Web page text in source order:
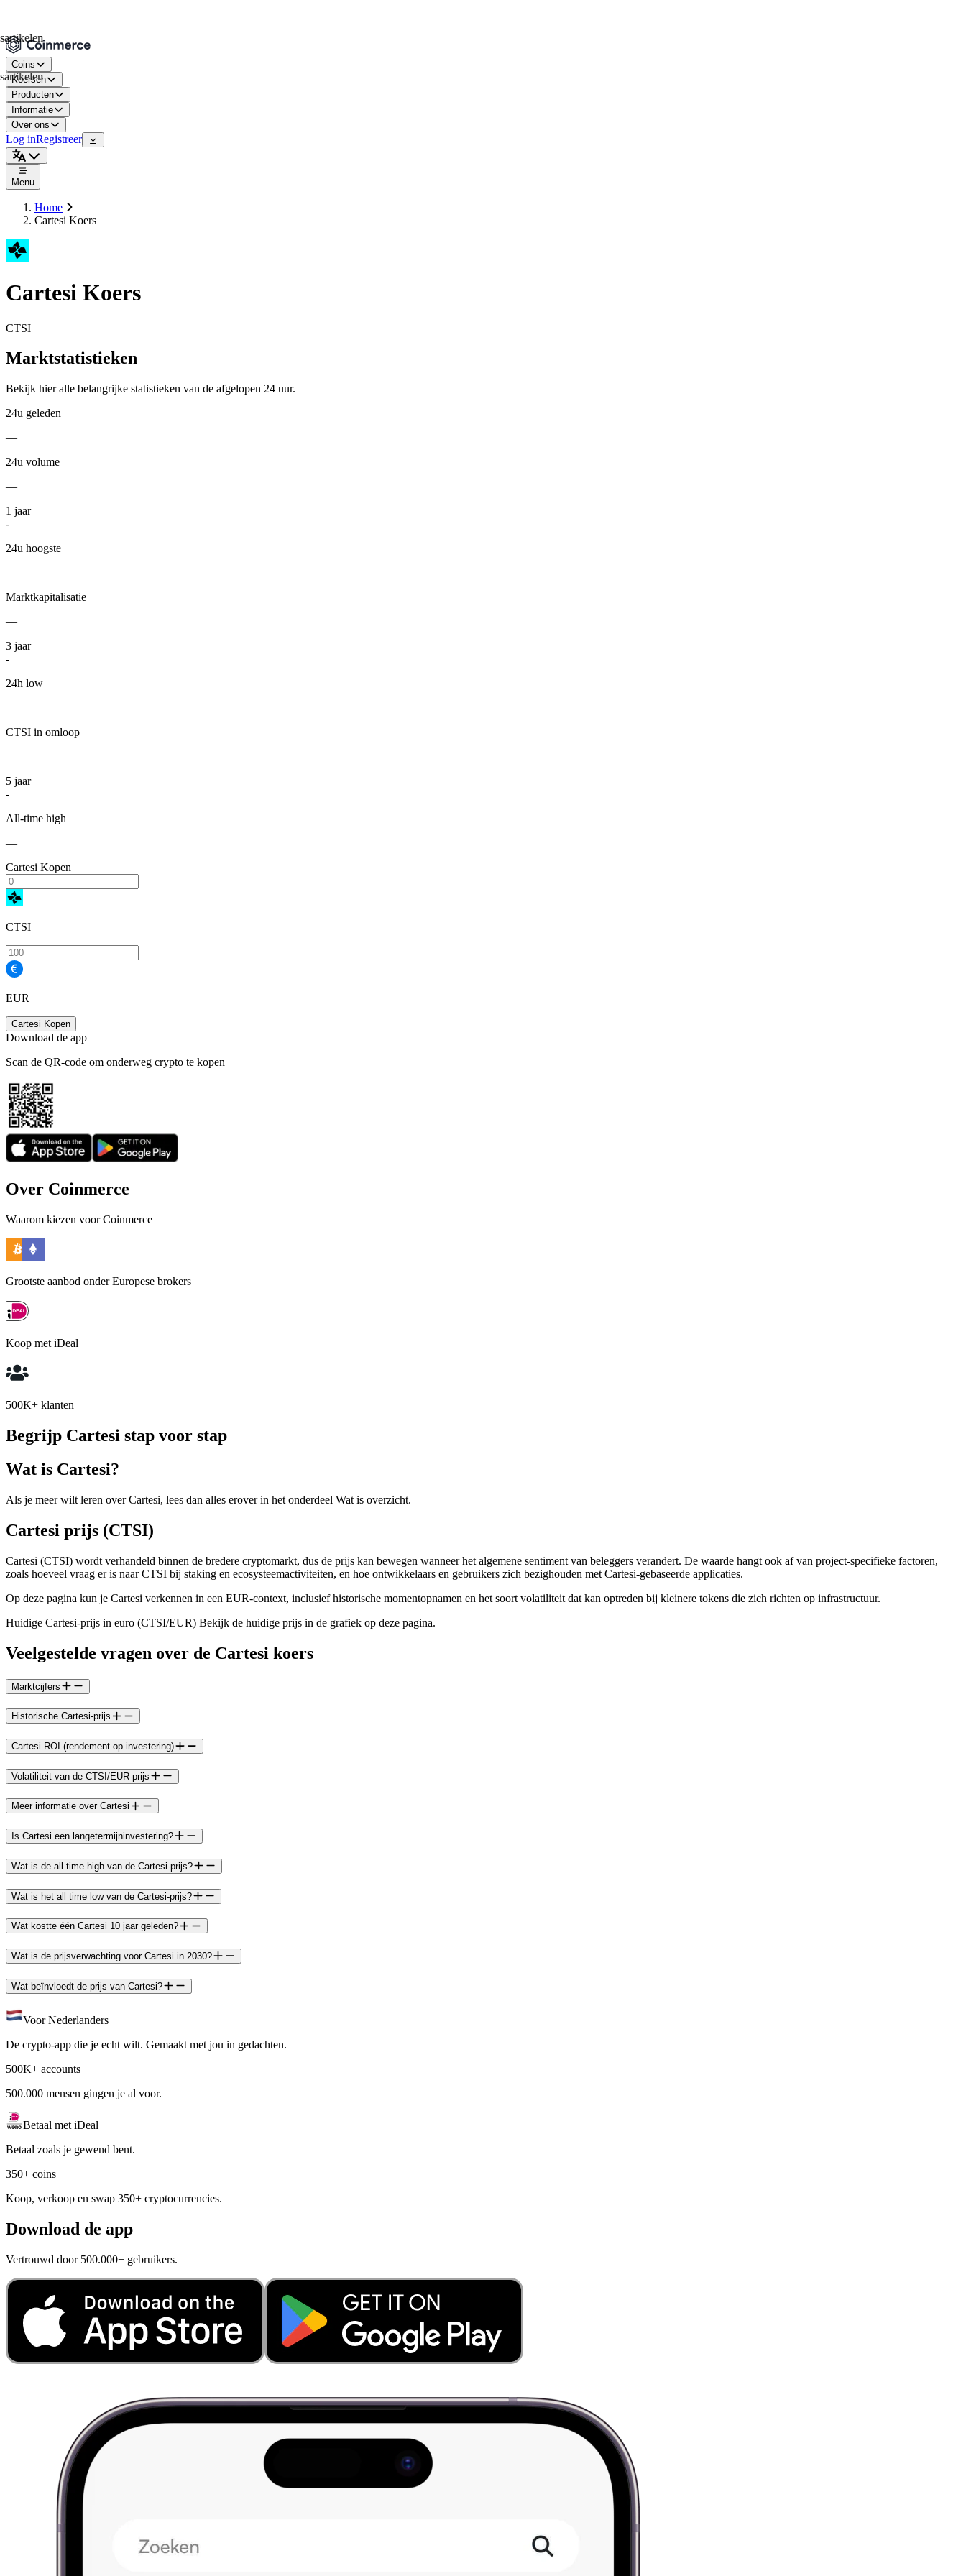
Coins
Koersen
Producten
Informatie
Over ons
Log inRegistreer
Menu
Home
Cartesi Koers
Cartesi Koers
CTSI
Marktstatistieken
Bekijk hier alle belangrijke statistieken van de afgelopen 24 uur.
24u geleden
—
24u volume
—
1 jaar
-
24u hoogste
—
Marktkapitalisatie
—
3 jaar
-
24h low
—
CTSI in omloop
—
5 jaar
-
All-time high
—
Cartesi Kopen
CTSI
EUR
Cartesi Kopen
Download de app
Scan de QR-code om onderweg crypto te kopen
Over Coinmerce
Waarom kiezen voor Coinmerce
Grootste aanbod onder Europese brokers
Koop met iDeal
500K+ klanten
Begrijp Cartesi stap voor stap
Wat is Cartesi?
Als je meer wilt leren over Cartesi, lees dan alles erover in het onderdeel Wat is overzicht.
Cartesi prijs (CTSI)
Cartesi (CTSI) wordt verhandeld binnen de bredere cryptomarkt, dus de prijs kan bewegen wanneer het algemene sentiment van beleggers verandert. De waarde hangt ook af van project-specifieke factoren,
zoals hoeveel vraag er is naar CTSI bij staking en ecosysteemactiviteiten, en hoe ontwikkelaars en gebruikers zich bezighouden met Cartesi-gebaseerde applicaties.
Op deze pagina kun je Cartesi verkennen in een EUR-context, inclusief historische momentopnamen en het soort volatiliteit dat kan optreden bij kleinere tokens die zich richten op infrastructuur.
Huidige Cartesi-prijs in euro (CTSI/EUR) Bekijk de huidige prijs in de grafiek op deze pagina.
Veelgestelde vragen over de Cartesi koers
Marktcijfers
Historische Cartesi-prijs
Cartesi ROI (rendement op investering)
Volatiliteit van de CTSI/EUR-prijs
Meer informatie over Cartesi
Is Cartesi een langetermijninvestering?
Wat is de all time high van de Cartesi-prijs?
Wat is het all time low van de Cartesi-prijs?
Wat kostte één Cartesi 10 jaar geleden?
Wat is de prijsverwachting voor Cartesi in 2030?
Wat beïnvloedt de prijs van Cartesi?
Voor Nederlanders
De crypto-app die je echt wilt. Gemaakt met jou in gedachten.
500K+ accounts
500.000 mensen gingen je al voor.
Betaal met iDeal
Betaal zoals je gewend bent.
350+ coins
Koop, verkoop en swap 350+ cryptocurrencies.
Download de app
Vertrouwd door 500.000+ gebruikers.